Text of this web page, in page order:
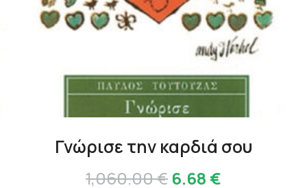
Γνώρισε την καρδιά σου
1,060.00€ Original
6.68 €